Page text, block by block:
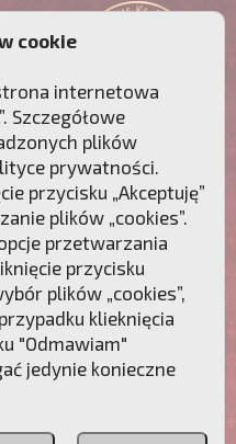
Polaków!
Przymierze
cookie
internetowa
Szczegółowe
plików
prywatności.
przycisku „Akceptuję”
plików „cookies”.
przetwarzania
przycisku
plików „cookies”,
klieknięcia
"Odmawiam"
jedynie konieczne